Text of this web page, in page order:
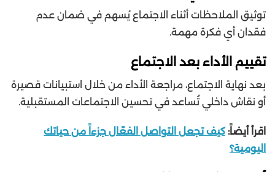
توثيق الملاحظات أثناء الاجتماع يُسهم في ضمان عدم
فقدان أي فكرة مهمة.
تقييم الأداء بعد الاجتماع
بعد نهاية الاجتماع، مراجعة الأداء من خلال استبيانات قصيرة
أو نقاش داخلي تُساعد في تحسين الاجتماعات المستقبلية.
اقرأ أيضاً: كيف تجعل التواصل الفعّال جزءاً من حياتك
اليومية؟